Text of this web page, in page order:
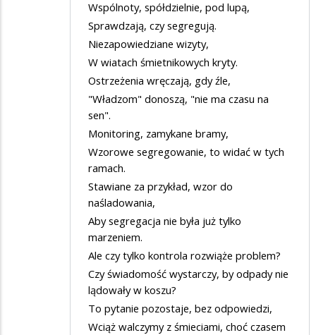
Wspólnoty, spółdzielnie, pod lupą,
Sprawdzają, czy segregują.
Niezapowiedziane wizyty,
W wiatach śmietnikowych kryty.
Ostrzeżenia wręczają, gdy źle,
"Władzom" donoszą, "nie ma czasu na
sen".
Monitoring, zamykane bramy,
Wzorowe segregowanie, to widać w tych
ramach.
Stawiane za przykład, wzor do
naśladowania,
Aby segregacja nie była już tylko
marzeniem.
Ale czy tylko kontrola rozwiąże problem?
Czy świadomość wystarczy, by odpady nie
lądowały w koszu?
To pytanie pozostaje, bez odpowiedzi,
Wciąż walczymy z śmieciami, choć czasem